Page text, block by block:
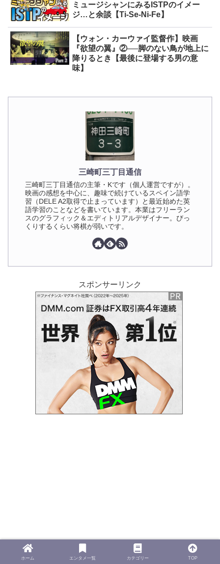
ミュージシャンにみるISTPのイメー
ジ…と余談【Ti-Se-Ni-Fe】
【ウォン・カーウァイ監督作】映画
『欲望の翼』②──脚のない鳥が地上に
降りるとき【最後に登場する男の意
味】
三崎町三丁目通信
三崎町三丁目通信の主筆・Kです（個人運営ですが）。
映画の感想を中心に、趣味で続けているスペイン語学
習（DELE A2取得で止まっています）と最近始めた英
語学習のことなどを書いています。本業はフリーラン
スのグラフィック＆エディトリアルデザイナー。びっ
くりするくらい将棋が弱いです。
スポンサーリンク
ホーム エンタメ一覧 カテゴリー TOP